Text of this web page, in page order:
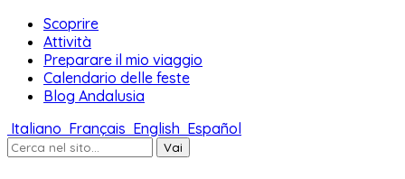
Scoprire
Attività
Preparare il mio viaggio
Calendario delle feste
Blog Andalusia
Italiano Français English Español